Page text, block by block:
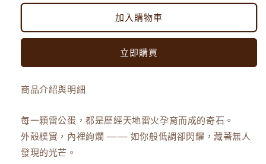
｜
情
公
蛋・
運
蛋
T081202-
3
｜
情
公
運
蛋
T081202-
加入購物車
立即購買
商品介紹與明細
每一顆雷公蛋，都是歷經天地雷火孕育而成的奇石。
外殼樸實，內裡絢爛 —— 如你般低調卻閃耀，藏著無人
發現的光芒。